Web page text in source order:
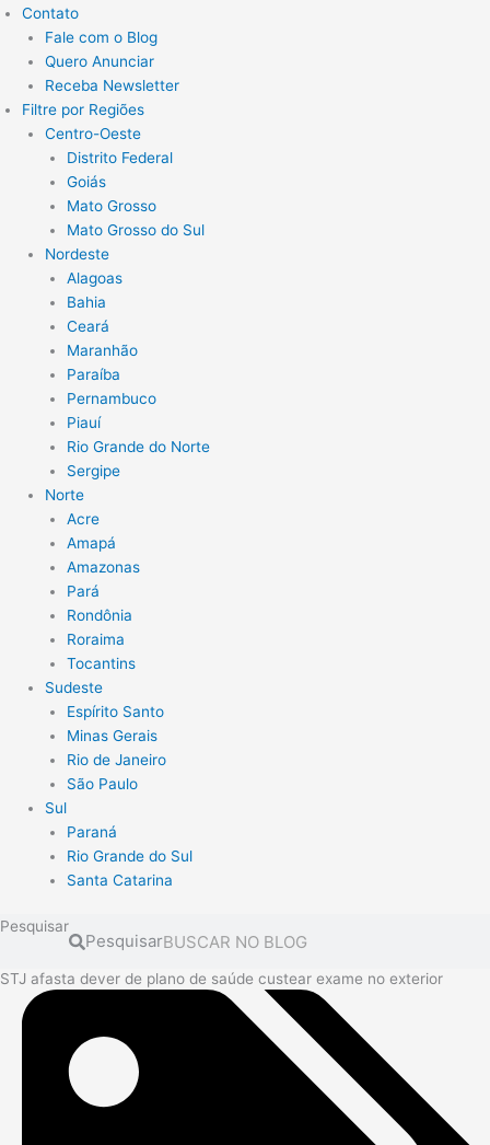
Contato
Fale com o Blog
Quero Anunciar
Receba Newsletter
Filtre por Regiões
Centro-Oeste
Distrito Federal
Goiás
Mato Grosso
Mato Grosso do Sul
Nordeste
Alagoas
Bahia
Ceará
Maranhão
Paraíba
Pernambuco
Piauí
Rio Grande do Norte
Sergipe
Norte
Acre
Amapá
Amazonas
Pará
Rondônia
Roraima
Tocantins
Sudeste
Espírito Santo
Minas Gerais
Rio de Janeiro
São Paulo
Sul
Paraná
Rio Grande do Sul
Santa Catarina
Pesquisar
Pesquisar
STJ afasta dever de plano de saúde custear exame no exterior